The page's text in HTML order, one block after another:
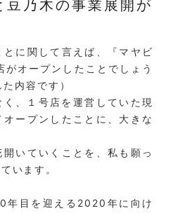
豆乃木の事業展開が
に関して言えば、『マヤビ
オープンしたことでしょう
内容です）
、１号店を運営していた現
ープンしたことに、大きな
いていくことを、私も願っ
います。
年目を迎える2020年に向け